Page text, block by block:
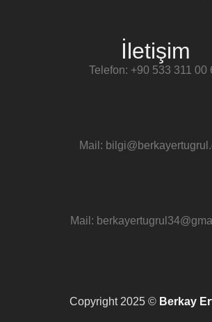
İletişim
Telefon: +90 533 311 00
Mail:
Mail:
Copyright 2025 © Berkay